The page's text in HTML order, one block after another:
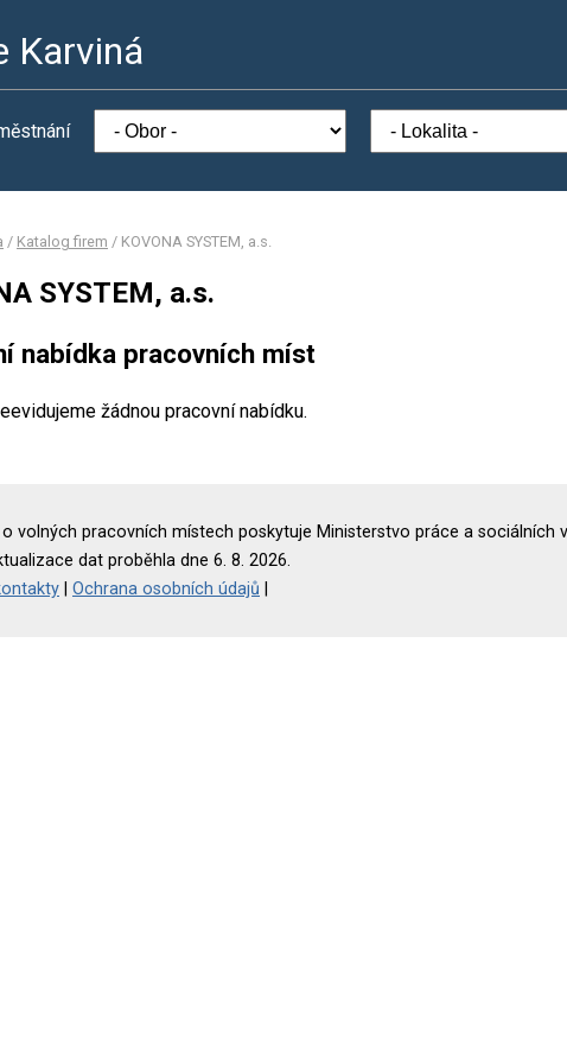
Karviná
/ Katalog firem / KOVONA SYSTEM, a.s.
SYSTEM, a.s.
nabídka pracovních míst
žádnou pracovní nabídku.
volných pracovních místech poskytuje Ministerstvo práce a sociálních
dat proběhla dne 6. 8. 2026.
Ochrana osobních údajů